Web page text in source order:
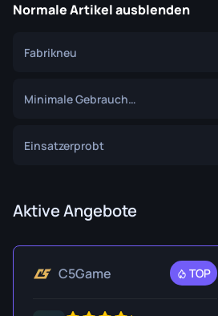
Normale Artikel ausblenden
Fabrikneu
Minimale Gebrauchsspuren
Einsatzerprobt
Aktive Angebote
C5Game TOP